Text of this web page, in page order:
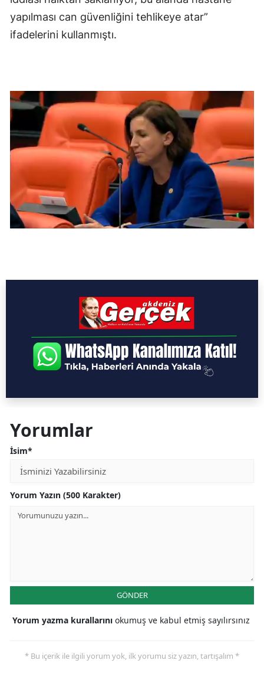
yapılması can güvenliğini tehlikeye atar”
ifadelerini kullanmıştı.
Yorumlar
İsim*
Yorum Yazın (500 Karakter)
GÖNDER
Yorum yazma kurallarını okumuş ve kabul etmiş sayılırsınız
* Bu içerik ile ilgili yorum yok, ilk yorumu siz yazın, tartışalım *